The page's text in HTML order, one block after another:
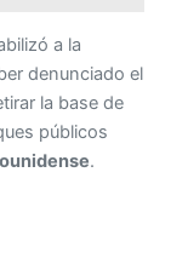
a la
denunciado el
la base de
públicos
.